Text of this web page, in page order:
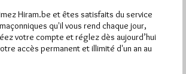
Hiram.be et êtes satisfaits du service
qu'il vous rend chaque jour,
votre compte et réglez dès aujourd’hui
accès permanent et illimité d'un an au